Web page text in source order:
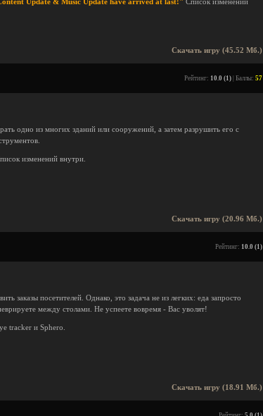
Update & Music Update have arrived at last!" Список изменений
Скачать игру (45.52 Мб.)
Рейтинг: 10.0 (1) | Баллы: 57
одно из многих зданий или сооружений, а затем разрушить его с
изменений внутри.
Скачать игру (20.96 Мб.)
Рейтинг: 10.0 (1)
заказы посетителей. Однако, это задача не из легких: еда запросто
между столами. Не успеете вовремя - Вас уволят!
tracker и Sphero.
Скачать игру (18.91 Мб.)